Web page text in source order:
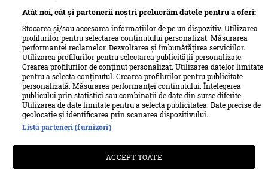
Termeni si conditii
Despre cookies
Politica de confidențialitate
Despre Unica
Echipa Unica
Sitemap
Contact
Retete culinare – Romanesti si din Bucataria internationala
Pariază responsabil! Decizia ONJN nr. 821/25.09.2025.
Jocurile de noroc sunt interzise minorilor.
Atât noi, cât și partenerii noștri prelucrăm datele pentru a oferi:
Stocarea și/sau accesarea informațiilor de pe un dispozitiv. Utilizarea
profilurilor pentru selectarea conținutului personalizat. Măsurarea
performanței reclamelor. Dezvoltarea și îmbunătățirea serviciilor.
Utilizarea profilurilor pentru selectarea publicității personalizate.
Crearea profilurilor de conținut personalizat. Utilizarea datelor limitate
pentru a selecta conținutul. Crearea profilurilor pentru publicitate
personalizată. Măsurarea performanței conținutului. Înțelegerea
publicului prin statistici sau combinații de date din surse diferite.
Utilizarea de date limitate pentru a selecta publicitatea. Date precise de
geolocație și identificarea prin scanarea dispozitivului.
Listă parteneri (furnizori)
ACCEPT TOATE